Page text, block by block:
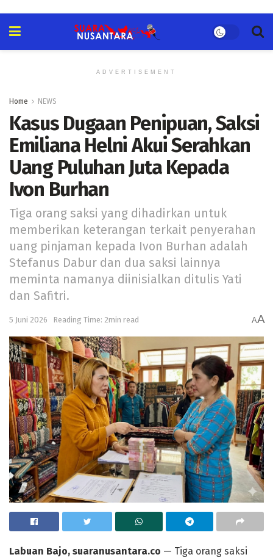
ADVERTISEMENT
Home NEWS
Kasus Dugaan Penipuan, Saksi
Emiliana Helni Akui Serahkan
Uang Puluhan Juta Kepada
Ivon Burhan
Tiga orang saksi yang dihadirkan untuk
memberikan keterangan terkait penyerahan
uang pinjaman kepada Ivon Burhan adalah
Stefanus Dabur dan dua saksi lainnya
meminta namanya diinisialkan ditulis Yati
dan Safitri.
5 Juni 2026 Reading Time: 2min read AA
Labuan Bajo, suaranusantara.co — Tiga orang saksi